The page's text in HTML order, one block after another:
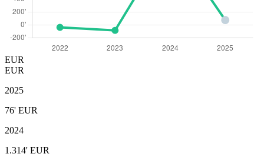
EUR
EUR
2025
76' EUR
2024
1.314' EUR